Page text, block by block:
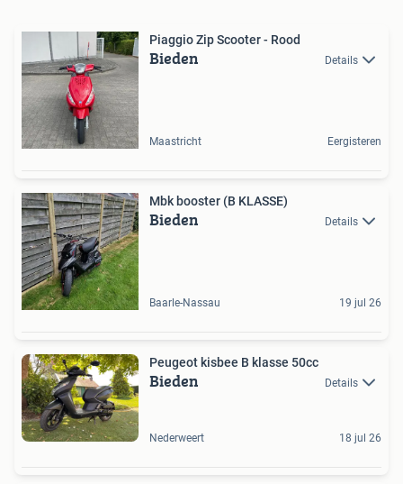
Piaggio Zip Scooter - Rood
Bieden Details
Maastricht Eergisteren
Mbk booster (B KLASSE)
Bieden Details
Baarle-Nassau 19 jul 26
Peugeot kisbee B klasse 50cc
Bieden Details
Nederweert 18 jul 26